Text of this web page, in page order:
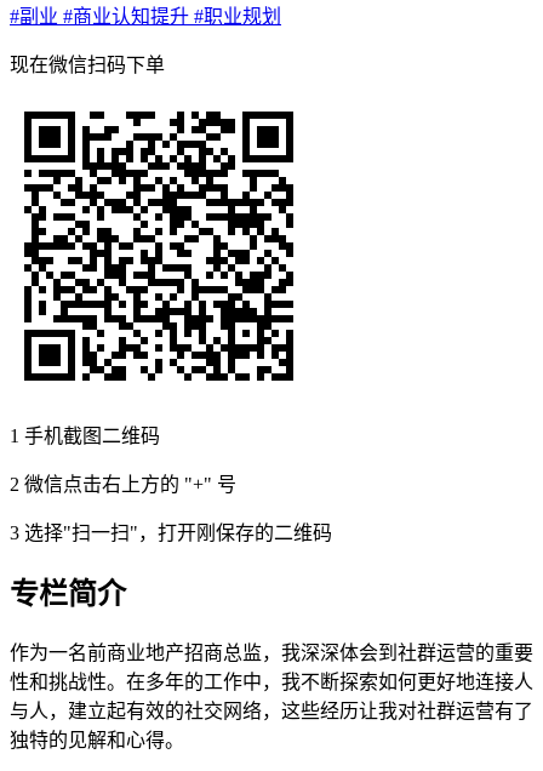
#副业 #商业认知提升 #职业规划
现在微信扫码下单
1 手机截图二维码
2 微信点击右上方的 "+" 号
3 选择"扫一扫"，打开刚保存的二维码
专栏简介
作为一名前商业地产招商总监，我深深体会到社群运营的重要
性和挑战性。在多年的工作中，我不断探索如何更好地连接人
与人，建立起有效的社交网络，这些经历让我对社群运营有了
独特的见解和心得。